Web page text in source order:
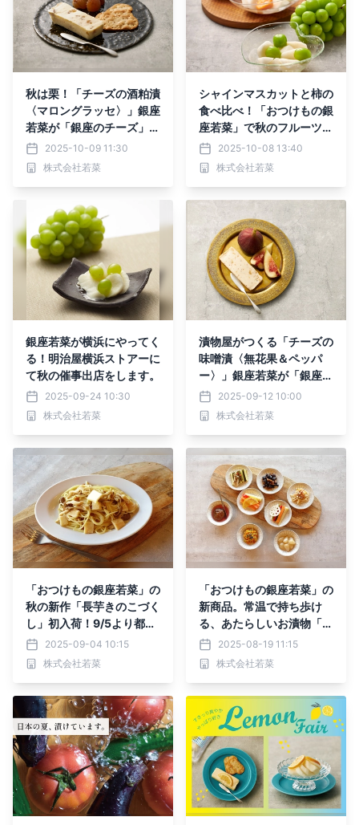
秋は栗！「チーズの酒粕漬
〈マロングラッセ〉」銀座
若菜が「銀座のチーズ」秋
の新作を限定販売！
2025-10-09 11:30
株式会社若菜
シャインマスカットと柿の
食べ比べ！「おつけもの銀
座若菜」で秋のフルーツ大
根フェア開催中
2025-10-08 13:40
株式会社若菜
銀座若菜が横浜にやってく
る！明治屋横浜ストアーに
て秋の催事出店をします。
2025-09-24 10:30
株式会社若菜
漬物屋がつくる「チーズの
味噌漬〈無花果＆ペッパ
ー〉」銀座若菜が「銀座の
チーズ」秋の新作を限定販
売！
2025-09-12 10:00
株式会社若菜
「おつけもの銀座若菜」の
秋の新作「長芋きのこづく
し」初入荷！9/5より都内
百貨店、オンラインショッ
プで販売開始します。
2025-09-04 10:15
株式会社若菜
「おつけもの銀座若菜」の
新商品。常温で持ち歩け
る、あたらしいお漬物「T
OKYO TSUKEMONO」シ
リーズ、エキュート品川で
新発売！
2025-08-19 11:15
株式会社若菜